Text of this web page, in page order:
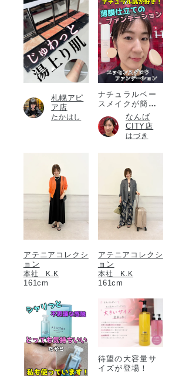
札幌アピ
ア店
たかはし
ナチュラルベー
スメイクが簡単
なんば
CITY店
はづき
アテニアコレクシ
ョン
本社 K.K
161cm
アテニアコレクシ
ョン
本社 K.K
161cm
待望の大容量サ
イズが登場！